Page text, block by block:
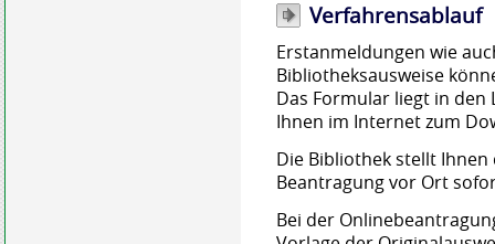
Verfahrensablauf
Erstanmeldungen wie
Bibliotheksausweise
Das Formular liegt in
Ihnen im Internetzum
Die Bibliothek stellt
Beantragung vor Ort
Bei der